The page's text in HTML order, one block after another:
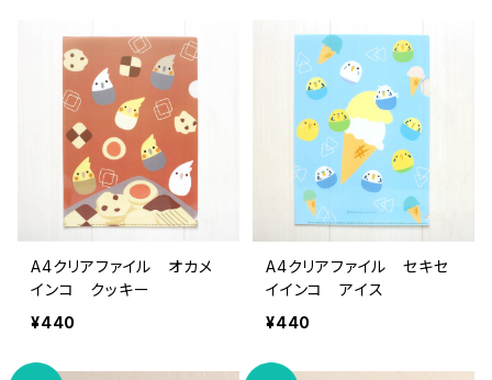
A4クリアファイル オカメ
インコ クッキー
¥440
A4クリアファイル セキセ
イインコ アイス
¥440